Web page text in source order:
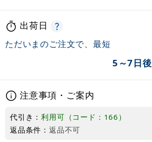
出荷日
ただいまのご注文で、最短
5～7日後
注意事項・ご案内
代引き：利用可（コード：166）
返品条件： 返品不可